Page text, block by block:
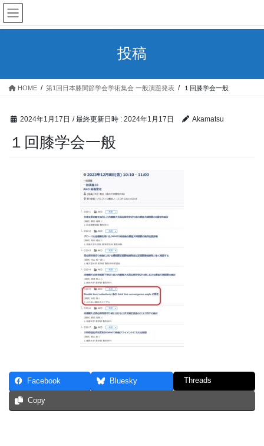
コ
ン
テ
ス
ナ
ビ
ゲ
ン
投稿
HOME 第1回日本膝関節学会学術集会 一般演題発表 １回膝学会一般
2024年1月17日 / 最終更新日時 : 2024年1月17日 Akamatsu
１回膝学会一般
Facebook Bluesky Threads
Copy